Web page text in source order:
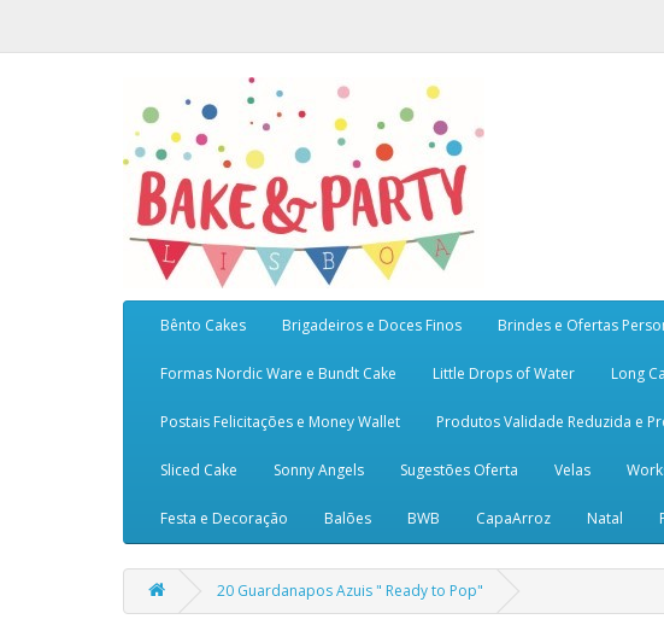
Bênto Cakes Brigadeiros e Doces Finos Brindes e Ofertas
Formas Nordic Ware e Bundt Cake Little Drops of Water Long
Postais Felicitações e Money Wallet Produtos Validade Reduzida e
Sliced Cake Sonny Angels Sugestões Oferta Velas
Festa e Decoração Balões BWB CapaArroz Natal
20 Guardanapos Azuis " Ready to Pop"